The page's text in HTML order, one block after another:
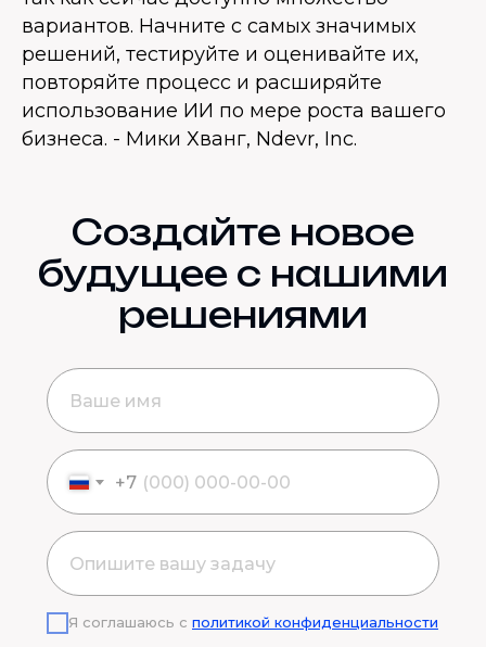
вариантов. Начните с самых значимых
решений, тестируйте и оценивайте их,
повторяйте процесс и расширяйте
использование ИИ по мере роста вашего
бизнеса. - Мики Хванг, Ndevr, Inc.
Создайте новое
будущее с нашими
решениями
+7
Я соглашаюсь с политикой конфиденциальности